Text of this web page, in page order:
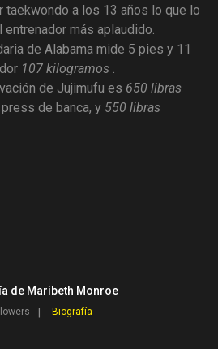
taekwondo a los 13 años lo que lo
más aplaudido.
de Alabama mide 5 pies y 11
107 kilogramos .
de Jujimufu es 650 libras
press de banca, y 550 libras
de Maribeth Monroe
Biografía